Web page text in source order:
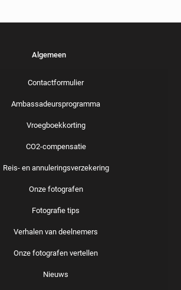
Algemeen
Contactformulier
Ambassadeursprogramma
Vroegboekkorting
CO2-compensatie
Reis- en annuleringsverzekering
Onze fotografen
Fotografie tips
Verhalen van deelnemers
Onze fotografen vertellen
Nieuws